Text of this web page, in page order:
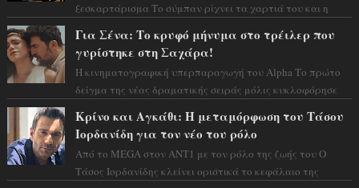
ξεσκαρτάρισμα Το σύμπαν ρίχνει τα χαρτιά του και η
Για Σένα: Το κρυφό μήνυμα στο τρέιλερ που
γυρίστηκε στη Σαχάρα!
Η κινηματογραφική υπερπαραγωγή του Alpha Το πρώτο
δείγμα της νέας δραματικής σειράς μόλις κυκλοφόρησε
Κρίνο και Αγκάθι: Η μεταμόρφωση του Τάσου
Ιορδανίδη για τον νέο του ρόλο
Από το MEGA στον ΑΝΤ1 με τον ρόλο της ζωής του Ο
Τάσος Ιορδανίδης κλείνει οριστικά το κεφάλαιο της